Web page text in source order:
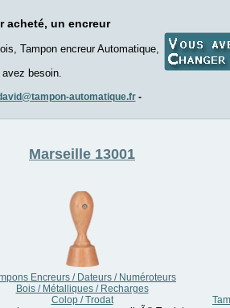
acheté, un encreur
Tampon encreur Automatique,
besoin.
automatique.fr-
Marseille 13001
Encreurs / Dateurs / Numéroteurs
Bois / Métalliques / Recharges
Colop / Trodat